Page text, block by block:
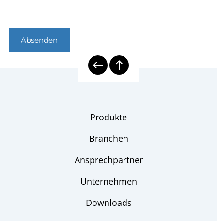
Absenden
Produkte
Branchen
Ansprechpartner
Unternehmen
Downloads